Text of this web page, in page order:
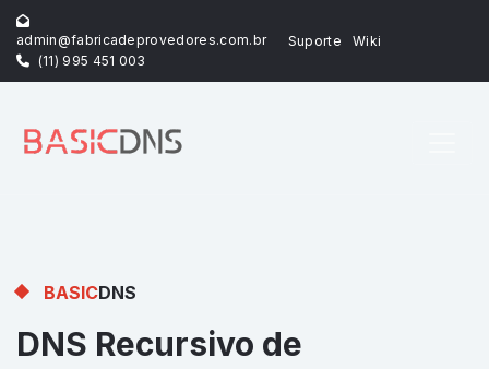
admin@fabricadeprovedores.com.br
(11) 995 451 003
Suporte Wiki
BASICDNS
DNS Recursivo de